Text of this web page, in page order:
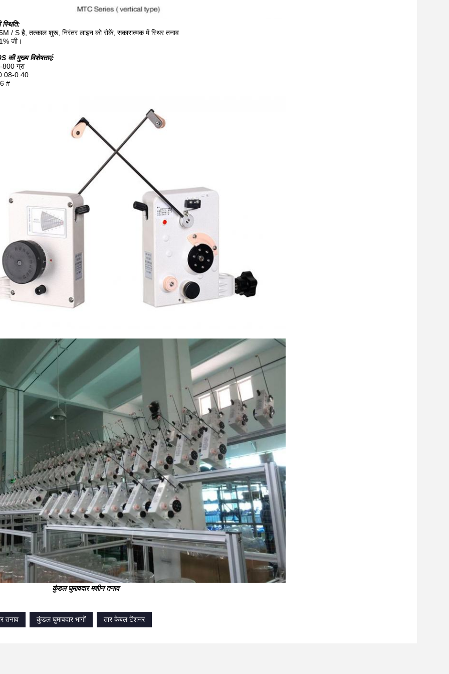
स्थिति:
/ S है, तत्काल शुरू, निरंतर लाइन को रोकें, सकारात्मक में स्थिर तनाव
जी।
की मुख्य विशेषताएं:
ग्रा
0.08-0.40
#
कुंडल घुमावदार मशीन तनाव
तनाव कुंडल घुमावदार भागों तार केबल टेंशनर